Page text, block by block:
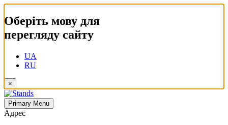
Оберіть мову для
перегляду сайту
UA
RU
×
Primary Menu
Адрес